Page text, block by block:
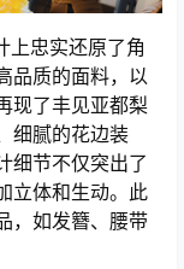
上忠实还原了角
品质的面料，以
现了丰见亚都梨
细腻的花边装
细节不仅突出了
立体和生动。此
，如发簪、腰带